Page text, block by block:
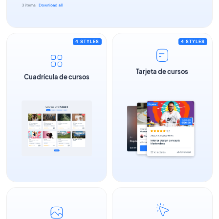
4 STYLES
Cuadrícula de cursos
4 STYLES
Tarjeta de cursos